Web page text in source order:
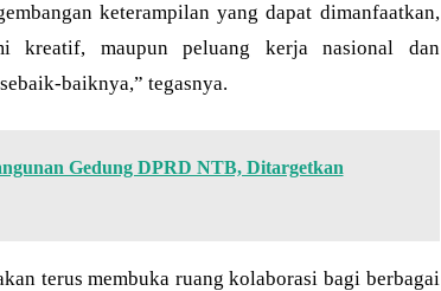
keterampilan yang dapat dimanfaatkan,
kreatif, maupun peluang kerja nasional dan
baiknya,” tegasnya.
Gedung DPRD NTB, Ditargetkan
terus membuka ruang kolaborasi bagi berbagai